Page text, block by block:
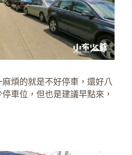
煩的就是不好停車，還好八
車位，但也是建議早點來，